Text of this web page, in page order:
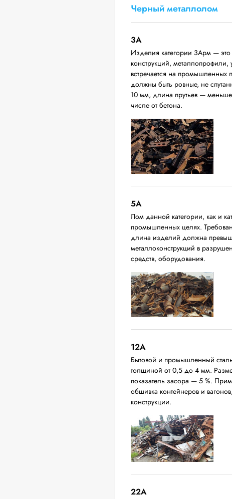
Черный металлолом
3А
Изделия категории 3Арм — это
конструкций,
встречается на промышленных
должны быть ровные, не
10 мм, длина прутьев —
числе от бетона.
5А
Лом данной категории, как и
промышленных целях.
длина изделий должна
металлоконструкций в
средств, оборудования.
12A
Бытовой и промышленный
толщиной от 0,5 до 4 мм.
показатель засора — 5 %.
обшивка контейнеров и
конструкции.
22A